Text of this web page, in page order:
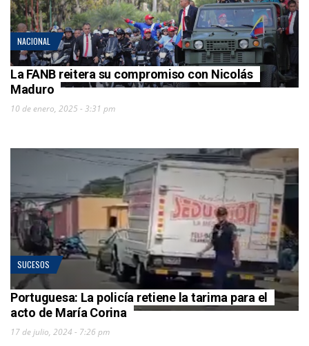
NACIONAL
La FANB reitera su compromiso con Nicolás
Maduro
10 de enero, 2025 - 3:31 pm
SUCESOS
Portuguesa: La policía retiene la tarima para el
acto de María Corina
17 de julio, 2024 - 7:26 pm